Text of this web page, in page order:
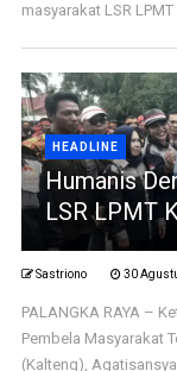
masyarakat LSR LPMT
HEADLINE
Humanis
LSR LPMT
Sastriono 30
PALANGKA RAYA –
Pembela Masyarakat
(Kalteng),